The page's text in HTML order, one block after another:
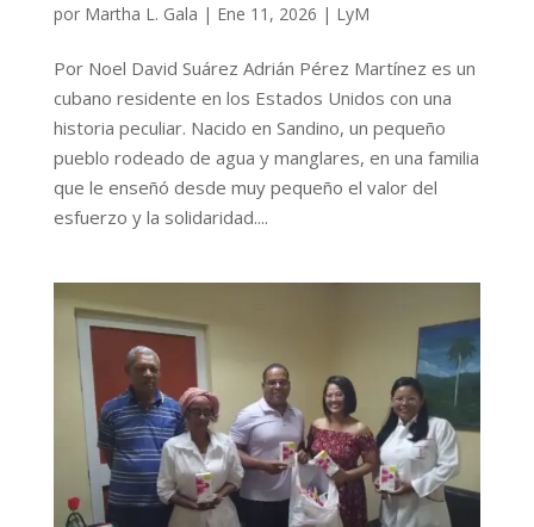
por Martha L. Gala | Ene 11, 2026 | LyM
Por Noel David Suárez Adrián Pérez Martínez es un
cubano residente en los Estados Unidos con una
historia peculiar. Nacido en Sandino, un pequeño
pueblo rodeado de agua y manglares, en una familia
que le enseñó desde muy pequeño el valor del
esfuerzo y la solidaridad....